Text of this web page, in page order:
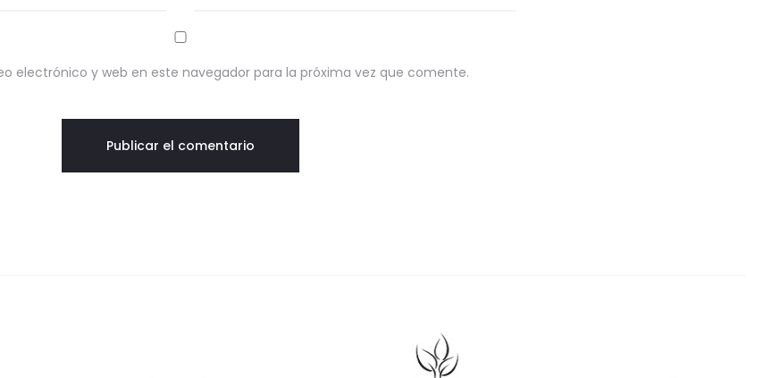
electrónico y web en este navegador para la próxima vez que comente.